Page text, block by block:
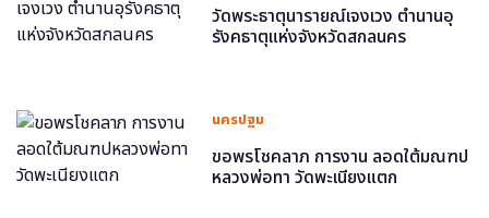
วัดพระธาตุนารายณ์เจงเวง ตำนานอุ
รังคธาตุแห่งจังหวัดสกลนคร
นครปฐม
ขอพรโชคลาภ การงาน ลอดใต้มณฑป
หลวงพ่อทา วัดพะเนียงแตก